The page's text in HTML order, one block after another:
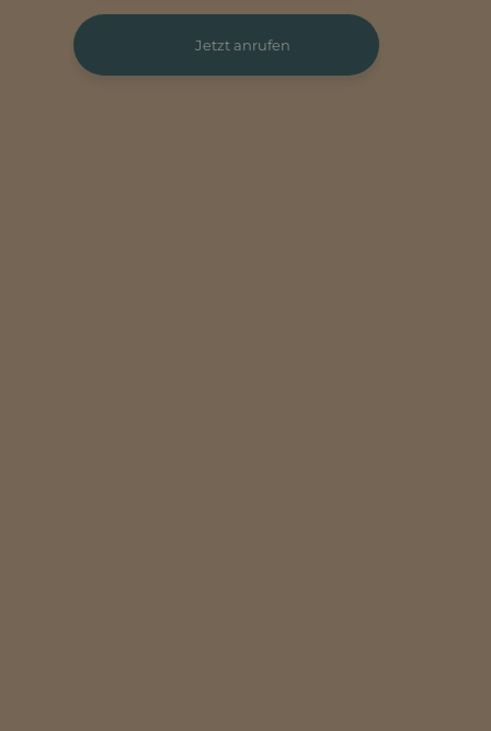
Jetzt anrufen